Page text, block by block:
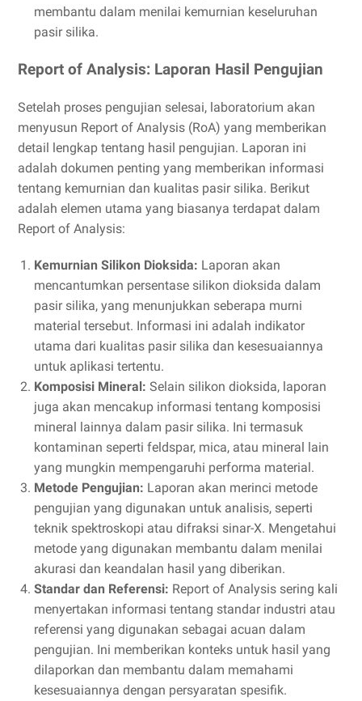
membantu dalam menilai kemurnian keseluruhan
pasir silika.
Report of Analysis: Laporan Hasil Pengujian
Setelah proses pengujian selesai, laboratorium akan
menyusun Report of Analysis (RoA) yang memberikan
detail lengkap tentang hasil pengujian. Laporan ini
adalah dokumen penting yang memberikan informasi
tentang kemurnian dan kualitas pasir silika. Berikut
adalah elemen utama yang biasanya terdapat dalam
Report of Analysis:
Kemurnian Silikon Dioksida: Laporan akan
mencantumkan persentase silikon dioksida dalam
pasir silika, yang menunjukkan seberapa murni
material tersebut. Informasi ini adalah indikator
utama dari kualitas pasir silika dan kesesuaiannya
untuk aplikasi tertentu.
Komposisi Mineral: Selain silikon dioksida, laporan
juga akan mencakup informasi tentang komposisi
mineral lainnya dalam pasir silika. Ini termasuk
kontaminan seperti feldspar, mica, atau mineral lain
yang mungkin mempengaruhi performa material.
Metode Pengujian: Laporan akan merinci metode
pengujian yang digunakan untuk analisis, seperti
teknik spektroskopi atau difraksi sinar-X. Mengetahui
metode yang digunakan membantu dalam menilai
akurasi dan keandalan hasil yang diberikan.
Standar dan Referensi: Report of Analysis sering kali
menyertakan informasi tentang standar industri atau
referensi yang digunakan sebagai acuan dalam
pengujian. Ini memberikan konteks untuk hasil yang
dilaporkan dan membantu dalam memahami
kesesuaiannya dengan persyaratan spesifik.